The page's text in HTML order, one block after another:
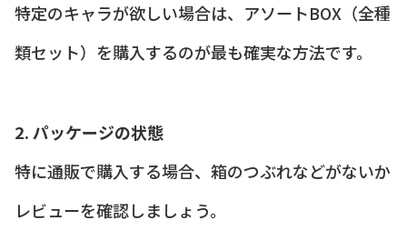
特定のキャラが欲しい場合は、アソートBOX（全種
類セット）を購入するのが最も確実な方法です。
2. パッケージの状態
特に通販で購入する場合、箱のつぶれなどがないか
レビューを確認しましょう。